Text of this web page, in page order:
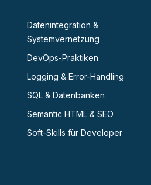
Datenintegration &
Systemvernetzung
DevOps-Praktiken
Logging & Error-Handling
SQL & Datenbanken
Semantic HTML & SEO
Soft-Skills für Developer